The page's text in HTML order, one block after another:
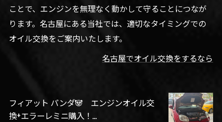
ことで、エンジンを無理なく動かして守ることにつなが
ります。名古屋にある当社では、適切なタイミングでの
オイル交換をご案内いたします。
名古屋でオイル交換をするなら
フィアット パンダ🐼 エンジンオイル交
換+エラーレミニ購入！...